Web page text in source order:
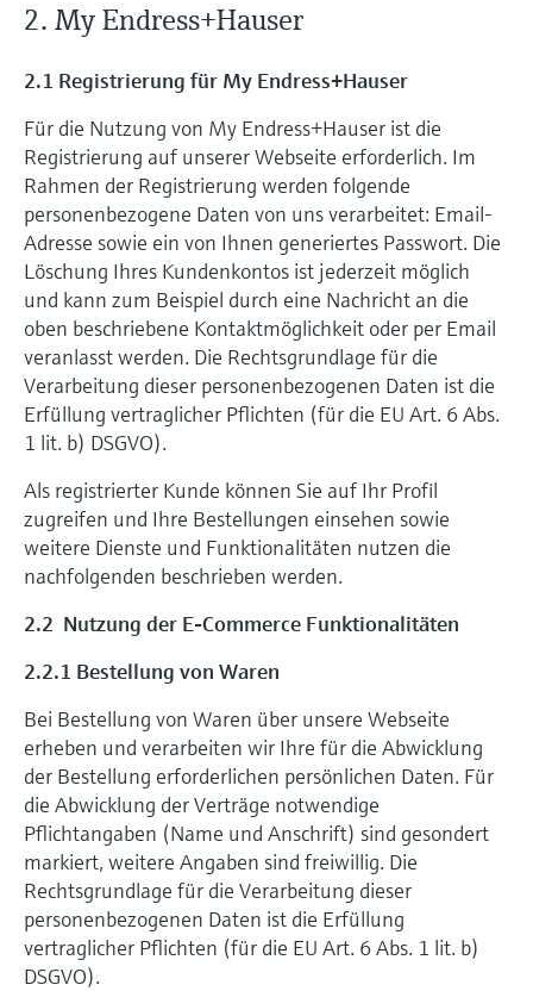
2. My Endress+Hauser
2.1 Registrierung für My Endress+Hauser
Für die Nutzung von My Endress+Hauser ist die
Registrierung auf unserer Webseite erforderlich. Im
Rahmen der Registrierung werden folgende
personenbezogene Daten von uns verarbeitet: Email-
Adresse sowie ein von Ihnen generiertes Passwort. Die
Löschung Ihres Kundenkontos ist jederzeit möglich
und kann zum Beispiel durch eine Nachricht an die
oben beschriebene Kontaktmöglichkeit oder per Email
veranlasst werden. Die Rechtsgrundlage für die
Verarbeitung dieser personenbezogenen Daten ist die
Erfüllung vertraglicher Pflichten (für die EU Art. 6 Abs.
1 lit. b) DSGVO).
Als registrierter Kunde können Sie auf Ihr Profil
zugreifen und Ihre Bestellungen einsehen sowie
weitere Dienste und Funktionalitäten nutzen die
nachfolgenden beschrieben werden.
2.2 Nutzung der E-Commerce Funktionalitäten
2.2.1 Bestellung von Waren
Bei Bestellung von Waren über unsere Webseite
erheben und verarbeiten wir Ihre für die Abwicklung
der Bestellung erforderlichen persönlichen Daten. Für
die Abwicklung der Verträge notwendige
Pflichtangaben (Name und Anschrift) sind gesondert
markiert, weitere Angaben sind freiwillig. Die
Rechtsgrundlage für die Verarbeitung dieser
personenbezogenen Daten ist die Erfüllung
vertraglicher Pflichten (für die EU Art. 6 Abs. 1 lit. b)
DSGVO).